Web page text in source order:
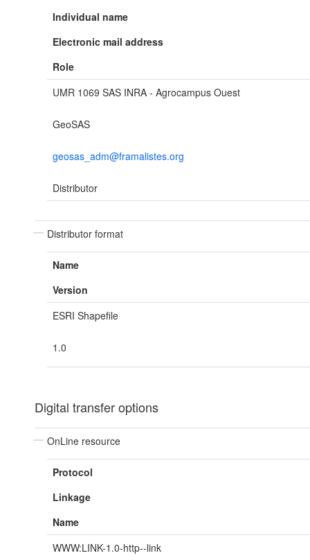
Individual name
Electronic mail address
Role
UMR 1069 SAS INRA - Agrocampus Ouest
GeoSAS
geosas_adm@framalistes.org
Distributor
Distributor format
Name
Version
ESRI Shapefile
1.0
Digital transfer options
OnLine resource
Protocol
Linkage
Name
WWW:LINK-1.0-http--link